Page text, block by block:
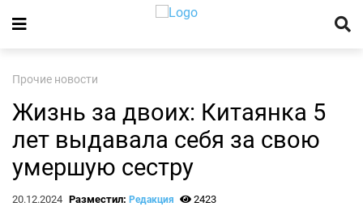
Прочие новости
Жизнь за двоих: Китаянка 5
лет выдавала себя за свою
умершую сестру
20.12.2024 Разместил: Редакция 2423